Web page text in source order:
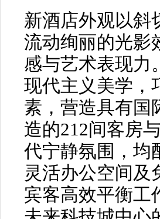
新酒店外观以斜
流动绚丽的光影
感与艺术表现力
现代主义美学，
素，营造具有国
造的212间客房
代宁静氛围，均
灵活办公空间及
宾客高效平衡工